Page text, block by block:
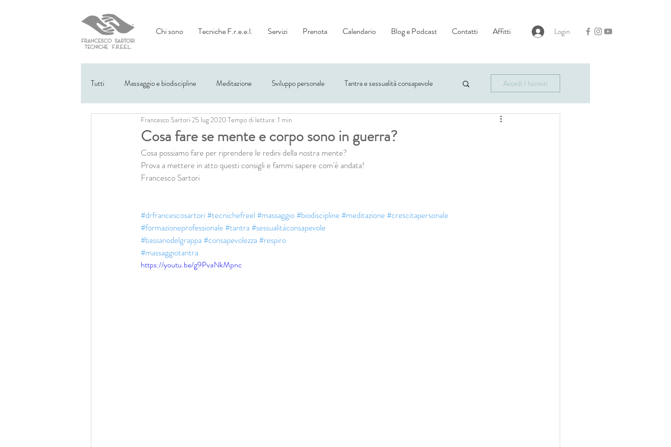
Chi sono Tecniche F.r.e.e.l. Servizi Prenota Calendario Blog e Podcast Contatti Affitti Login
Tutti Massaggio e biodiscipline Meditazione Sviluppo personale Tantra e sessualità consapevole Accedi / Iscriviti
Cosa fare se mente e corpo sono in guerra?
Francesco Sartori 25 lug 2020 Tempo di lettura: 1 min
Cosa possiamo fare per riprendere le redini della nostra mente?
Prova a mettere in atto questi consigli e fammi sapere com'è andata!
Francesco Sartori
#drfrancescosartori #tecnichefreel #massaggio#biodiscipline#meditazione#crescitapersonale
#formazioneprofessionale#tantra #sessualitàconsapevole
#bassanodelgrappa #consapevolezza #respiro
#massaggiotantra
https://youtu.be/g9PvaNkMpnc